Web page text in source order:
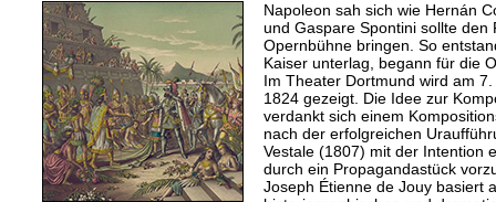
Napoleon sah sich wie Hernán
und Gaspare Spontini sollte den
Opernbühne bringen. So
Kaiser unterlag, begann für die
Im Theater Dortmund wird am
1824 gezeigt. Die Idee zur
verdankt sich einem
nach der erfolgreichen
Vestale (1807) mit der Intention
durch ein Propagandastück
Joseph Étienne de Jouy basiert